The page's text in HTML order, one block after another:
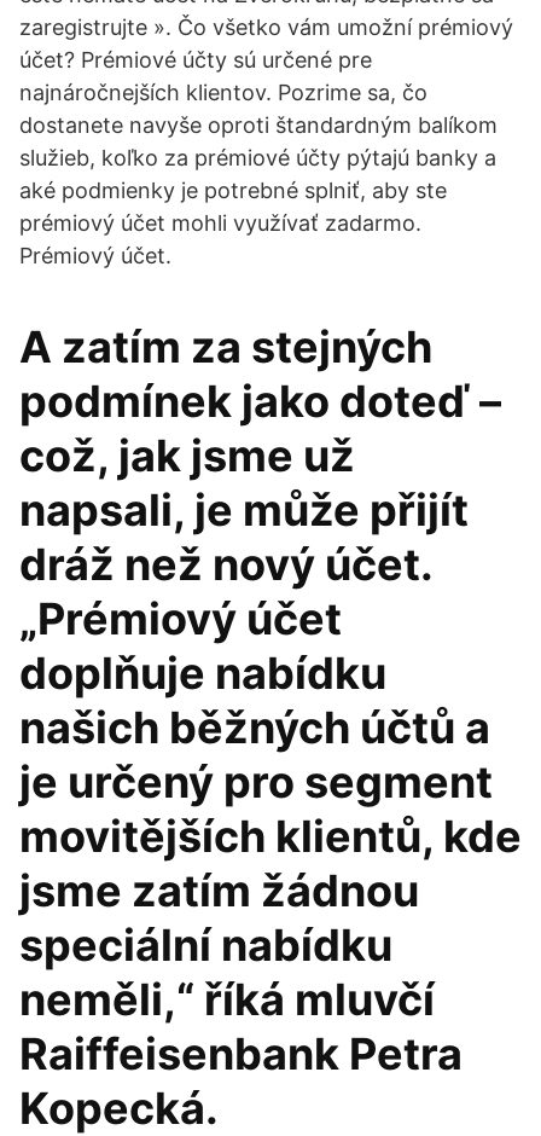
zaregistrujte ». Čo všetko vám umožní prémiový
účet? Prémiové účty sú určené pre
najnáročnejších klientov. Pozrime sa, čo
dostanete navyše oproti štandardným balíkom
služieb, koľko za prémiové účty pýtajú banky a
aké podmienky je potrebné splniť, aby ste
prémiový účet mohli využívať zadarmo.
Prémiový účet.
A zatím za stejných
podmínek jako doteď –
což, jak jsme už
napsali, je může přijít
dráž než nový účet.
„Prémiový účet
doplňuje nabídku
našich běžných účtů a
je určený pro segment
movitějších klientů, kde
jsme zatím žádnou
speciální nabídku
neměli,“ říká mluvčí
Raiffeisenbank Petra
Kopecká.